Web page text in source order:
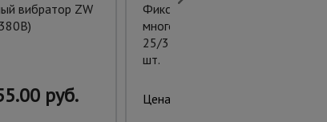
вибратор ZW
руб.
Фиксатор арматуры
многоуровневый
25/35/40/50 упаковка 250
шт.
Цена: